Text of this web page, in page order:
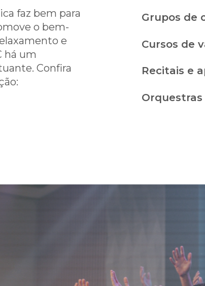
faz bem para
o bem-
e
há um
Confira
Grupos de
Cursos de
Recitais e
Orquestras